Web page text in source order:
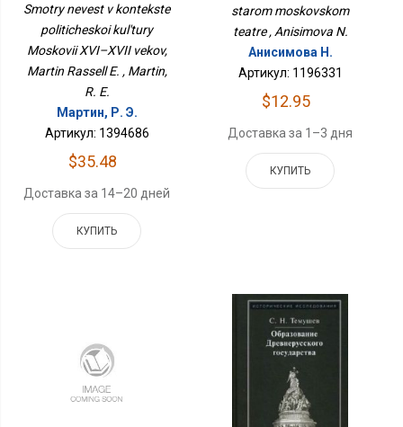
XVI–XVII Веков, Мартин
Расселл Э.
Smotry nevest v kontekste
politicheskoi kul'tury
Moskovii XVI–XVII vekov,
Martin Rassell E. , Martin,
R. E.
Мартин, Р. Э.
Артикул: 1394686
$35.48
Доставка за 14–20 дней
КУПИТЬ
starom moskovskom
teatre , Anisimova N.
Анисимова Н.
Артикул: 1196331
$12.95
Доставка за 1–3 дня
КУПИТЬ